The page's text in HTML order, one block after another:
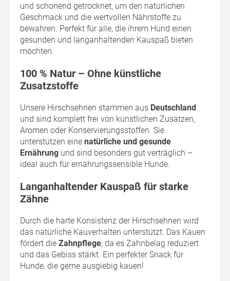
und schonend getrocknet, um den natürlichen
Geschmack und die wertvollen Nährstoffe zu
bewahren. Perfekt für alle, die ihrem Hund einen
gesunden und langanhaltenden Kauspaß bieten
möchten.
100 % Natur – Ohne künstliche
Zusatzstoffe
Unsere Hirschsehnen stammen aus Deutschland
und sind komplett frei von künstlichen Zusätzen,
Aromen oder Konservierungsstoffen. Sie
unterstützen eine natürliche und gesunde
Ernährung und sind besonders gut verträglich –
ideal auch für ernährungssensible Hunde.
Langanhaltender Kauspaß für starke
Zähne
Durch die harte Konsistenz der Hirschsehnen wird
das natürliche Kauverhalten unterstützt. Das Kauen
fördert die Zahnpflege, da es Zahnbelag reduziert
und das Gebiss stärkt. Ein perfekter Snack für
Hunde, die gerne ausgiebig kauen!